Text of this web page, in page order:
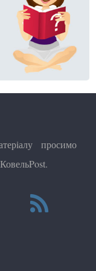
просимо